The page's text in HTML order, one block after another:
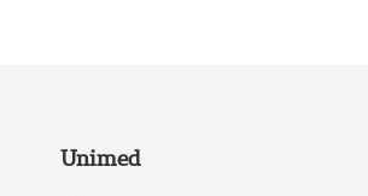
Unimed